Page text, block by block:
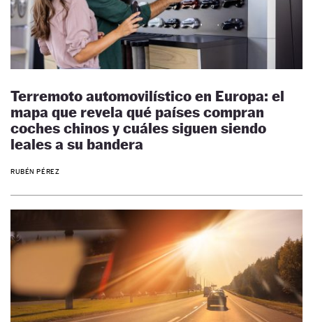
Terremoto automovilístico en Europa: el
mapa que revela qué países compran
coches chinos y cuáles siguen siendo
leales a su bandera
RUBÉN PÉREZ